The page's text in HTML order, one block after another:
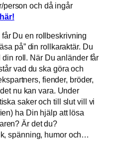
person och då ingår
här!
Du en rollbeskrivning
på” din rollkaraktär. Du
roll. När Du anländer får
vad du ska göra och
fiender, bröder,
nu kan vara. Under
saker och till slut vill vi
ha Din hjälp att lösa
Är det du?
spänning, humor och…